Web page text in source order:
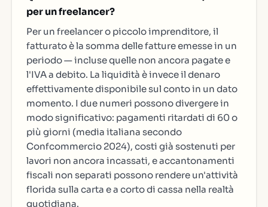
per un freelancer?
Per un freelancer o piccolo imprenditore, il
fatturato è la somma delle fatture emesse in un
periodo — incluse quelle non ancora pagate e
l'IVA a debito. La liquidità è invece il denaro
effettivamente disponibile sul conto in un dato
momento. I due numeri possono divergere in
modo significativo: pagamenti ritardati di 60 o
più giorni (media italiana secondo
Confcommercio 2024), costi già sostenuti per
lavori non ancora incassati, e accantonamenti
fiscali non separati possono rendere un'attività
florida sulla carta e a corto di cassa nella realtà
quotidiana.